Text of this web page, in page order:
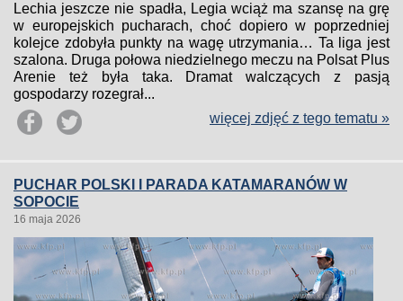
Lechia jeszcze nie spadła, Legia wciąż ma szansę na grę
w europejskich pucharach, choć dopiero w poprzedniej
kolejce zdobyła punkty na wagę utrzymania… Ta liga jest
szalona. Druga połowa niedzielnego meczu na Polsat Plus
Arenie też była taka. Dramat walczących z pasją
gospodarzy rozegrał...
więcej zdjęć z tego tematu »
PUCHAR POLSKI I PARADA KATAMARANÓW W
SOPOCIE
16 maja 2026